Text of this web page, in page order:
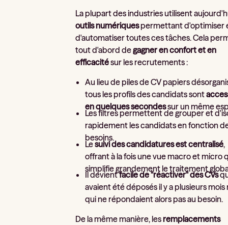
La plupart des industries utilisent
outils numériquespermettant d'optimiser
d'automatiser toutes ces tâches. Cela
tout d'abord degagner en confort et en
efficacitésur les recrutements :
Au lieu de piles de CV papiers
tous les profils des candidats sont
en quelques secondessur un même
Les filtres permettent de grouper et
rapidement les candidats en fonction
besoins.
Lesuivi des candidatures est centralisé,
offrant à la fois une vue macro et micro
simplifie grandement le traitement
Il devientfacile de "réactiver" des CVs
avaient été déposés il y a plusieurs mois
qui ne répondaient alors pas au besoin.
De la même manière, les remplacements